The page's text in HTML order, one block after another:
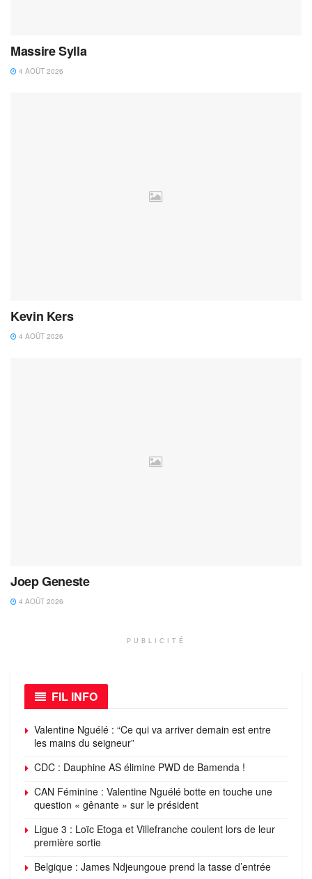
Massire Sylla
4 AOÛT 2026
Kevin Kers
4 AOÛT 2026
Joep Geneste
4 AOÛT 2026
PUBLICITÉ
FIL INFO
Valentine Nguélé : “Ce qui va arriver demain est entre
les mains du seigneur”
CDC : Dauphine AS élimine PWD de Bamenda !
CAN Féminine : Valentine Nguélé botte en touche une
question « gênante » sur le président
Ligue 3 : Loïc Etoga et Villefranche coulent lors de leur
première sortie
Belgique : James Ndjeungoue prend la tasse d’entrée